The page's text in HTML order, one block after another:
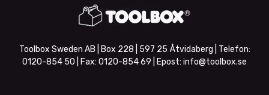
Toolbox Sweden AB | Box 228 | 597 25 Åtvidaberg | Telefon:
0120-854 50 | Fax: 0120-854 69 | Epost: info@toolbox.se